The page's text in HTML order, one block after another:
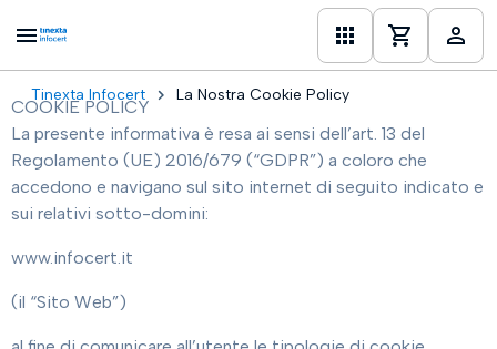
Tinexta Infocert La Nostra Cookie Policy
COOKIE POLICY
La presente informativa è resa ai sensi dell’art. 13 del
Regolamento (UE) 2016/679 (“GDPR”) a coloro che
accedono e navigano sul sito internet di seguito indicato e
sui relativi sotto-domini:
www.infocert.it
(il “Sito Web”)